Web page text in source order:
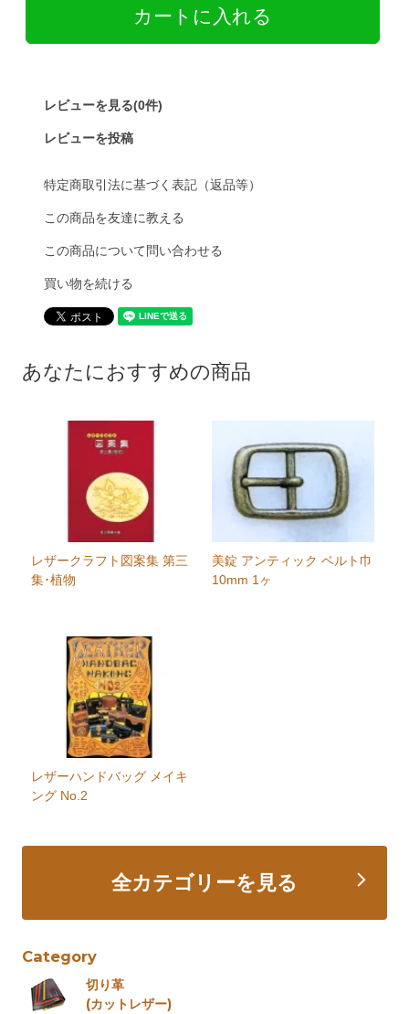
レビューを見る(0件)
レビューを投稿
特定商取引法に基づく表記（返品等）
この商品を友達に教える
この商品について問い合わせる
買い物を続ける
あなたにおすすめの商品
レザークラフト図案集 第三
集･植物
美錠 アンティック ベルト巾
10mm 1ヶ
レザーハンドバッグ メイキ
ング No.2
全カテゴリーを見る
Category
切り革
(カットレザー)